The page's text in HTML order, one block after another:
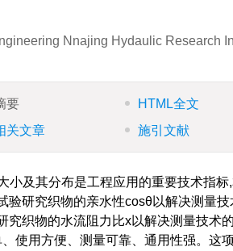
Nnajing Hydaulic Research
要 HTML全文
关文章
施引文献
小及其分布是工程应用的重要技术指
验研究织物的亲水性cosθ以解决测量
究织物的水流阻力比x以解决测量技术
使用方便、测量可靠、通用性强。这